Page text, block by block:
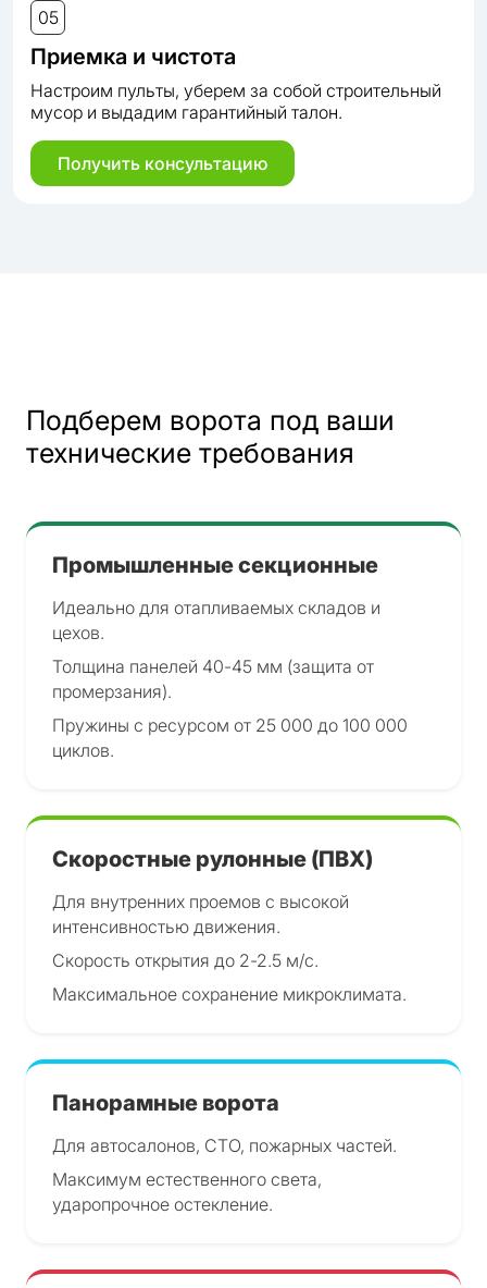
05
Приемка и чистота
Настроим пульты, уберем за собой строительный
мусор и выдадим гарантийный талон.
Получить консультацию
Подберем ворота под ваши
технические требования
Промышленные секционные
Идеально для отапливаемых складов и
цехов.
Толщина панелей 40-45 мм (защита от
промерзания).
Пружины с ресурсом от 25 000 до 100 000
циклов.
Скоростные рулонные (ПВХ)
Для внутренних проемов с высокой
интенсивностью движения.
Скорость открытия до 2-2.5 м/с.
Максимальное сохранение микроклимата.
Панорамные ворота
Для автосалонов, СТО, пожарных частей.
Максимум естественного света,
ударопрочное остекление.